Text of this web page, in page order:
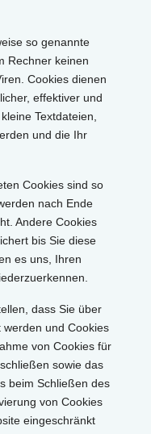
so genannte
Rechner keinen
Cookies dienen
effektiver und
Textdateien,
und die Ihr
Cookies sind so
nach Ende
Andere Cookies
bis Sie diese
es uns, Ihren
dass Sie über
und Cookies
von Cookies für
sowie das
beim Schließen des
von Cookies
eingeschränkt